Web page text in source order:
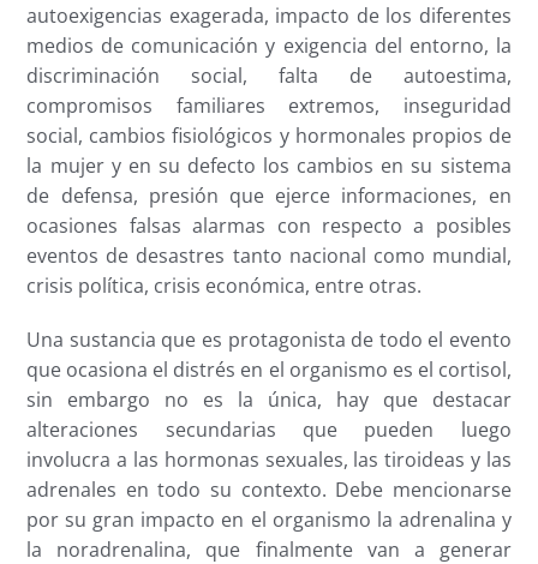
autoexigencias exagerada, impacto de los diferentes
medios de comunicación y exigencia del entorno, la
discriminación social, falta de autoestima,
compromisos familiares extremos, inseguridad
social, cambios fisiológicos y hormonales propios de
la mujer y en su defecto los cambios en su sistema
de defensa, presión que ejerce informaciones, en
ocasiones falsas alarmas con respecto a posibles
eventos de desastres tanto nacional como mundial,
crisis política, crisis económica, entre otras.
Una sustancia que es protagonista de todo el evento
que ocasiona el distrés en el organismo es el cortisol,
sin embargo no es la única, hay que destacar
alteraciones secundarias que pueden luego
involucra a las hormonas sexuales, las tiroideas y las
adrenales en todo su contexto. Debe mencionarse
por su gran impacto en el organismo la adrenalina y
la noradrenalina, que finalmente van a generar